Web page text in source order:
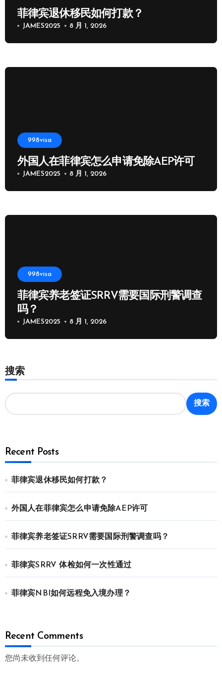
菲律宾退休移民如何打款？
JAMES2025 8 月 1, 2026
998visa
外国人在菲律宾怎么申请免除AEP许可
JAMES2025 8 月 1, 2026
998visa
菲律宾养老签证SRRV需要国际刑警调查
吗？
JAMES2025 8 月 1, 2026
搜索
搜索
Recent Posts
菲律宾退休移民如何打款？
外国人在菲律宾怎么申请免除AEP许可
菲律宾养老签证SRRV需要国际刑警调查吗？
菲律宾SRRV 体检如何一次性通过
菲律宾NBI如何远程免入境办理？
Recent Comments
您尚未收到任何评论。